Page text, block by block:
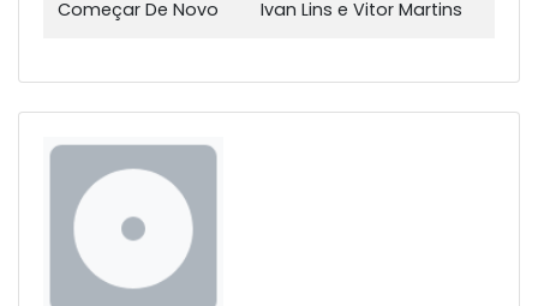
Começar De Novo Ivan Lins e Vitor Martins